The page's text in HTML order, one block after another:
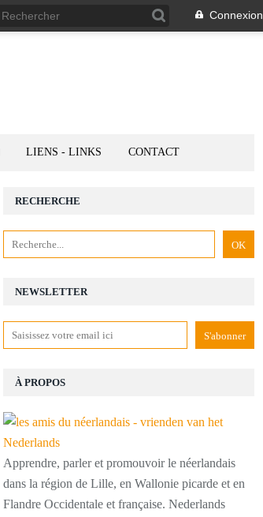
Connexion
LIENS - LINKS CONTACT
NEWSLETTER
RECHERCHE
À PROPOS
Apprendre, parler et promouvoir le néerlandais
dans la région de Lille, en Wallonie picarde et en
Flandre Occidentale et française. Nederlands